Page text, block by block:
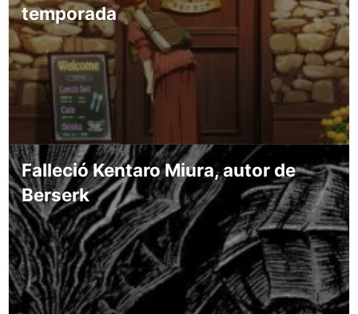
temporada
Falleció Kentaro Miura, autor de
Berserk